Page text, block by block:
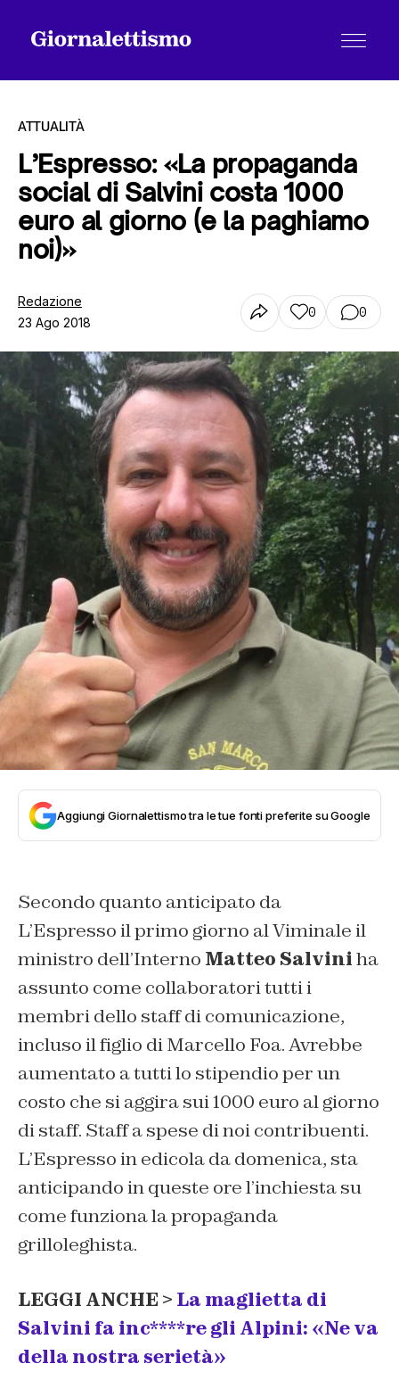
Tutti gli articoli
Contatti
ATTUALITÀ
L’Espresso: «La propaganda
social di Salvini costa 1000
euro al giorno (e la paghiamo
noi)»
Redazione
23 Ago 2018
0 0
Aggiungi Giornalettismo tra le tue fonti preferite su Google
Secondo quanto anticipato da
L’Espresso il primo giorno al Viminale il
ministro dell’Interno Matteo Salviniha
assunto come collaboratori tutti i
membri dello staff di comunicazione,
incluso il figlio di Marcello Foa. Avrebbe
aumentato a tutti lo stipendio per un
costo che si aggira sui 1000 euro al giorno
di staff. Staff a spese di noi contribuenti.
L’Espresso in edicola da domenica, sta
anticipando in queste ore l’inchiesta su
come funziona la propaganda
grilloleghista.
LEGGI ANCHE > La maglietta di
Salvini fa inc****re gli Alpini: «Ne va
della nostra serietà»